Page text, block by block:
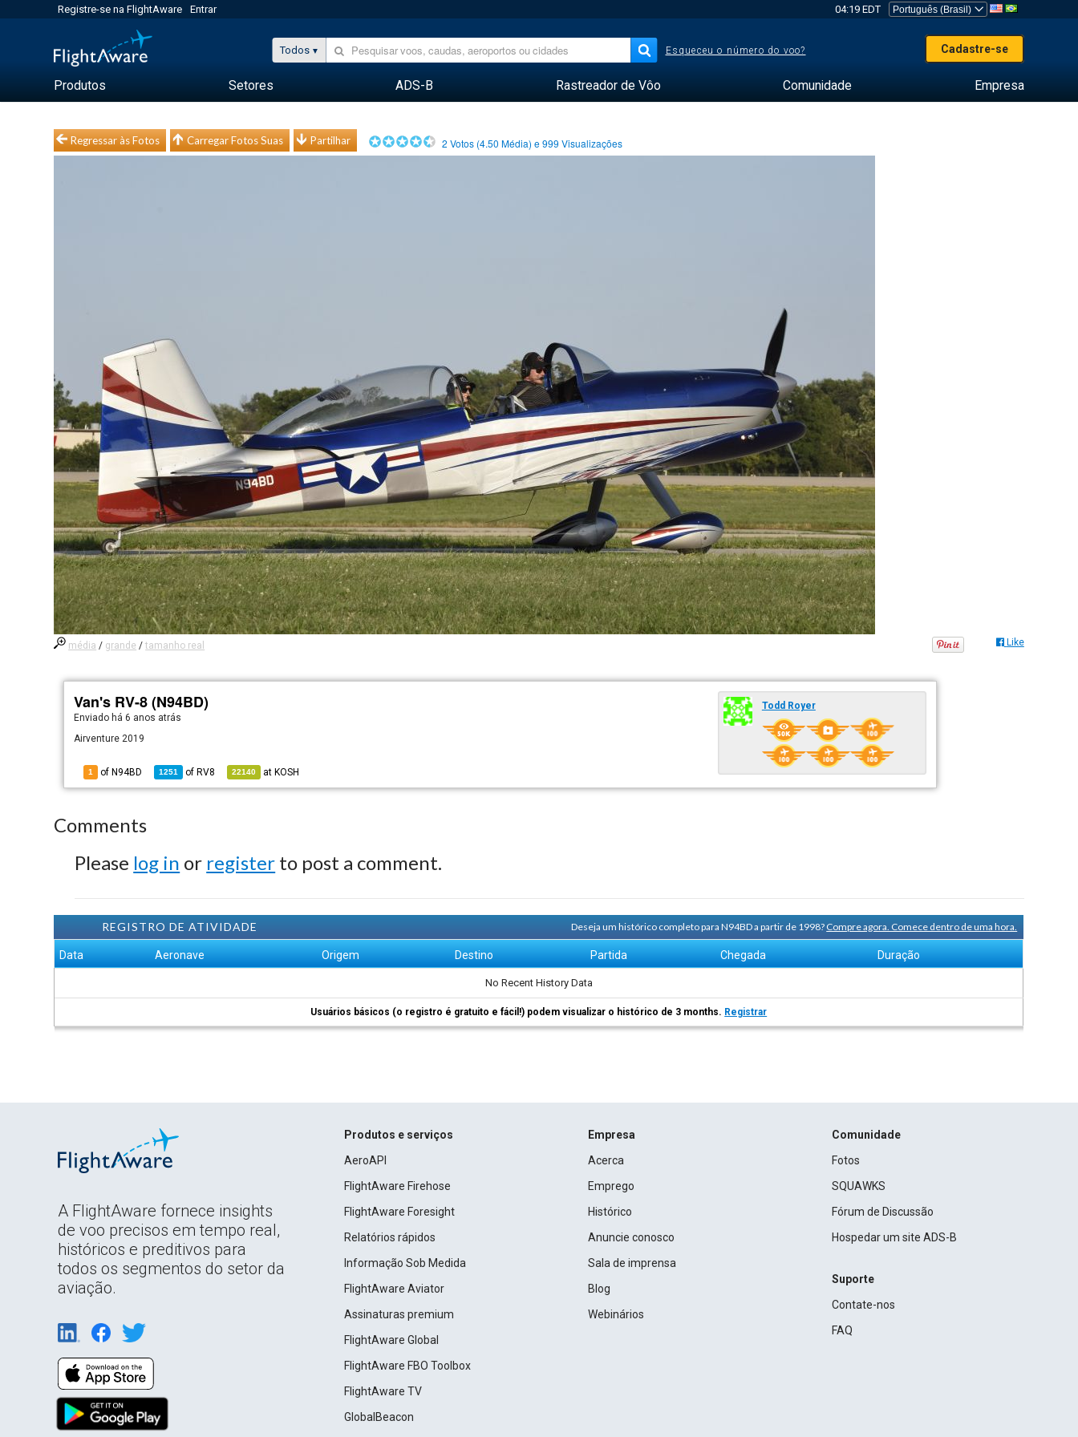
Registre-se na FlightAware Entrar 04:19 EDT
Todos Esqueceu o número do voo? Cadastre-se
Produtos Setores ADS-B Rastreador de Vôo Comunidade Empresa
Regressar às Fotos Carregar Fotos Suas Partilhar 2 Votos (4.50 Média) e999 Visualizações
média / grande /tamanho real Like
Van's RV-8 (N94BD)
Enviado há6 anos atrás
Airventure 2019
1 of N94BD 1251 of RV8 22140 at KOSH
Todd Royer
Comments
Please log in or register to post a comment.
REGISTRO DE ATIVIDADE Deseja um histórico completo para N94BD a partir de 1998?Compre agora. Comece dentro de uma hora.
Data Aeronave Origem Destino Partida Chegada Duração
No Recent History Data
Usuários básicos (o registro é gratuito e fácil!) podem visualizar o histórico de 3 months. Registrar
A FlightAware fornece insights
de voo precisos em tempo real,
históricos e preditivos para
todos os segmentos do setor da
aviação.
Produtos e serviços
AeroAPI
FlightAware Firehose
FlightAware Foresight
Relatórios rápidos
Informação Sob Medida
FlightAware Aviator
Assinaturas premium
FlightAware Global
FlightAware FBO Toolbox
FlightAware TV
GlobalBeacon
Empresa
Acerca
Emprego
Histórico
Anuncie conosco
Sala de imprensa
Blog
Webinários
Comunidade
Fotos
SQUAWKS
Fórum de Discussão
Hospedar um site ADS-B
Suporte
Contate-nos
FAQ